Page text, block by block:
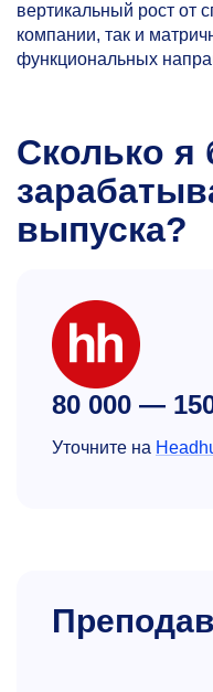
вертикальный рост от
компании, так и
функциональных
Сколько я
выпуска?
80 000 —
Уточните на